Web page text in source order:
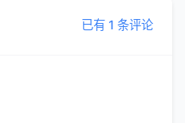
已有 1 条评论